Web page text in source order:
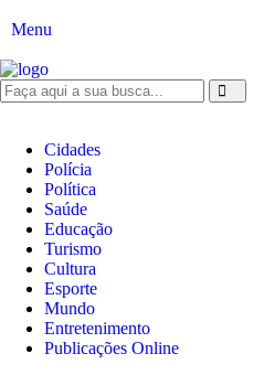
Menu
Cidades
Polícia
Política
Saúde
Educação
Turismo
Cultura
Esporte
Mundo
Entretenimento
Publicações Online